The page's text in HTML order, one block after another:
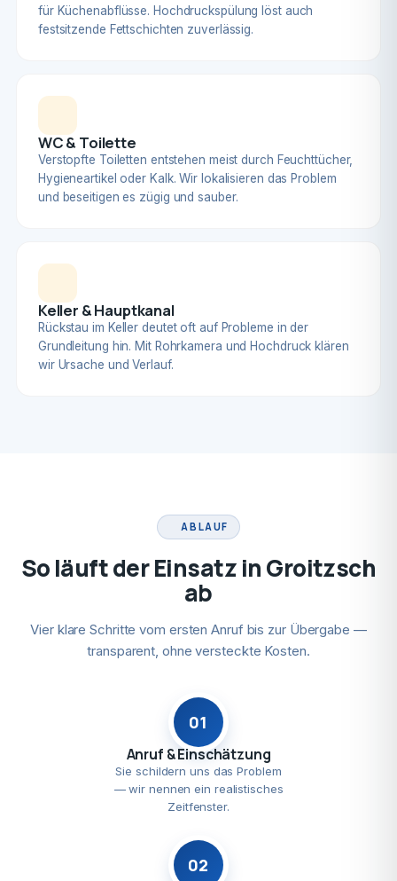
für Küchenabflüsse. Hochdruckspülung löst auch
festsitzende Fettschichten zuverlässig.
WC & Toilette
Verstopfte Toiletten entstehen meist durch Feuchttücher,
Hygieneartikel oder Kalk. Wir lokalisieren das Problem
und beseitigen es zügig und sauber.
Keller & Hauptkanal
Rückstau im Keller deutet oft auf Probleme in der
Grundleitung hin. Mit Rohrkamera und Hochdruck klären
wir Ursache und Verlauf.
ABLAUF
So läuft der Einsatz in Groitzsch
ab
Vier klare Schritte vom ersten Anruf bis zur Übergabe —
transparent, ohne versteckte Kosten.
01
Anruf & Einschätzung
Sie schildern uns das Problem
— wir nennen ein realistisches
Zeitfenster.
02